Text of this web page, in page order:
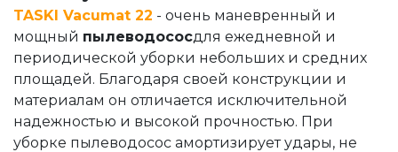
TASKI Vacumat 22 - очень маневренный и
мощный пылеводососдля ежедневной и
периодической уборки небольших и средних
площадей. Благодаря своей конструкции и
материалам он отличается исключительной
надежностью и высокой прочностью. При
уборке пылеводосос амортизирует удары, не